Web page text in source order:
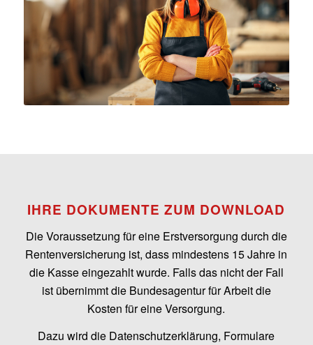
IHRE DOKUMENTE ZUM DOWNLOAD
Die Voraussetzung für eine Erstversorgung durch die
Rentenversicherung ist, dass mindestens 15 Jahre in
die Kasse eingezahlt wurde. Falls das nicht der Fall
ist übernimmt die Bundesagentur für Arbeit die
Kosten für eine Versorgung.
Dazu wird die Datenschutzerklärung, Formulare